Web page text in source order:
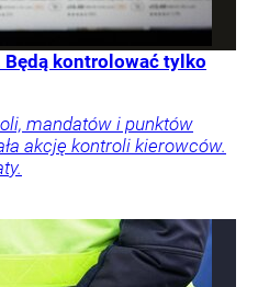
Będą kontrolować tylko
mandatów i punktów
akcję kontroli kierowców.